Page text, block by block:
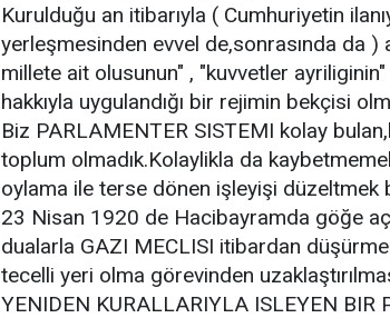
Kurulduğu an itibarıyla ( Cumhuriyetin
yerleşmesinden evvel de,sonrasında da )
millete ait olusunun" , "kuvvetler
hakkıyla uygulandığı bir rejimin bekçisi
Biz PARLAMENTER SISTEMI kolay
toplum olmadık.Kolaylikla da
oylama ile terse dönen işleyişi düzeltmek
23 Nisan 1920 de Hacibayramda göğe
dualarla GAZI MECLISI itibardan
tecelli yeri olma görevinden
YENIDEN KURALLARIYLA ISLEYEN BIR